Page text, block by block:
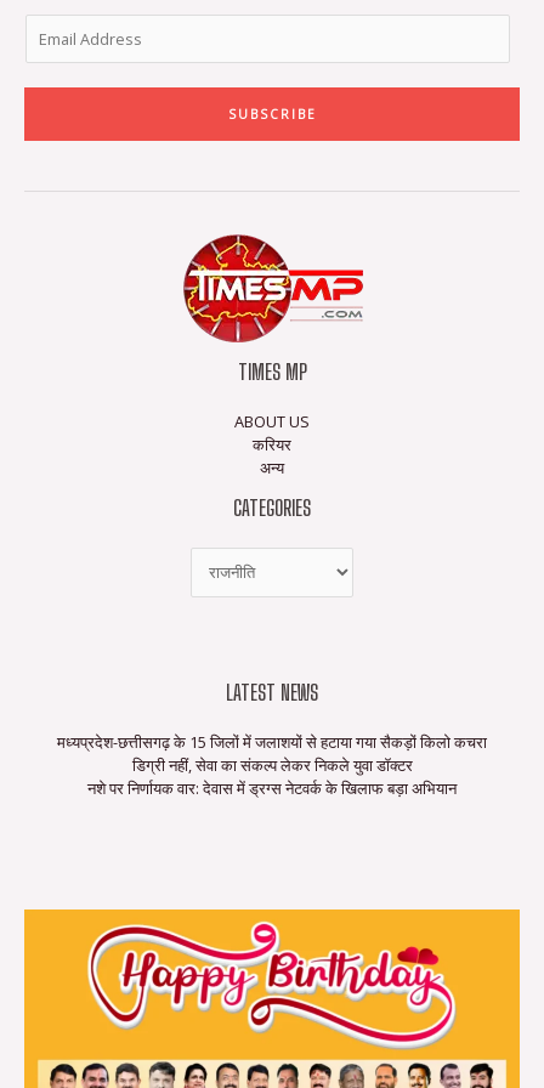
SUBSCRIBE
TIMES MP
ABOUT US
करियर
अन्य
CATEGORIES
LATEST NEWS
मध्यप्रदेश-छत्तीसगढ़ के 15 जिलों में जलाशयों से हटाया गया सैकड़ों किलो कचरा
डिग्री नहीं, सेवा का संकल्प लेकर निकले युवा डॉक्टर
नशे पर निर्णायक वार: देवास में ड्रग्स नेटवर्क के खिलाफ बड़ा अभियान